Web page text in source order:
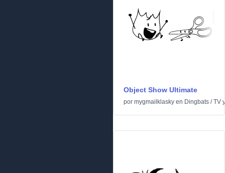
Object Show Ultimate
por mygmailklasky en Dingbats /TV